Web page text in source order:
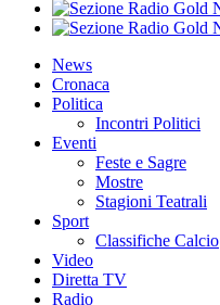
News
Cronaca
Politica
Incontri Politici
Eventi
Feste e Sagre
Mostre
Stagioni Teatrali
Sport
Classifiche Calcio
Video
Diretta TV
Radio